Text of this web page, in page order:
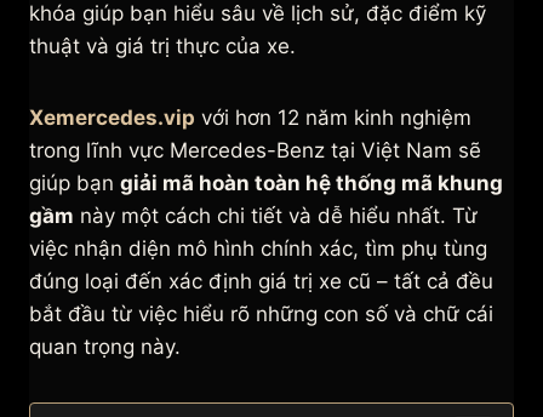
khóa giúp bạn hiểu sâu về lịch sử, đặc điểm kỹ
thuật và giá trị thực của xe.
Xemercedes.vip với hơn 12 năm kinh nghiệm
trong lĩnh vực Mercedes-Benz tại Việt Nam sẽ
giúp bạn giải mã hoàn toàn hệ thống mã khung
gầm này một cách chi tiết và dễ hiểu nhất. Từ
việc nhận diện mô hình chính xác, tìm phụ tùng
đúng loại đến xác định giá trị xe cũ – tất cả đều
bắt đầu từ việc hiểu rõ những con số và chữ cái
quan trọng này.